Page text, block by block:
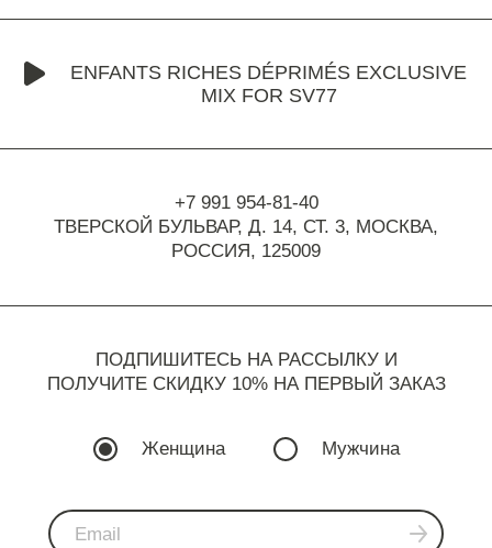
ENFANTS RICHES DÉPRIMÉS EXCLUSIVE
MIX FOR SV77
+7 991 954-81-40
ТВЕРСКОЙ БУЛЬВАР, Д. 14, СТ. 3, МОСКВА,
РОССИЯ, 125009
ПОДПИШИТЕСЬ НА РАССЫЛКУ И
ПОЛУЧИТЕ СКИДКУ 10% НА ПЕРВЫЙ ЗАКАЗ
Женщина Мужчина